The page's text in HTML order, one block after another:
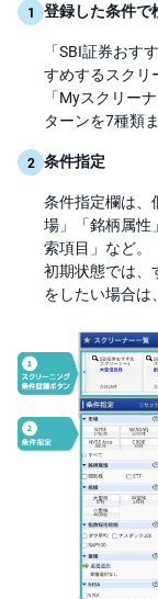
登録した条件で
「SBI証券おす
すめするスクリ
「Myスクリー
ターンを7種類
条件指定
条件指定欄は、
場」「銘柄属性
索項目」など。
初期状態では、
をしたい場合は